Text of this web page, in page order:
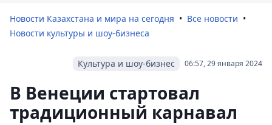
Новости Казахстана и мира на сегодня
Все новости
Новости культуры и шоу-бизнеса
06:57, 29 января 2024
Культура и шоу-бизнес
В Венеции стартовал
традиционный карнавал